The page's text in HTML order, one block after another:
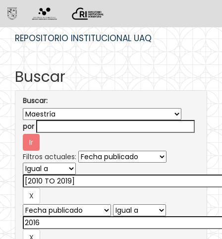
REPOSITORIO INSTITUCIONAL UAQ
Buscar
Buscar:
por
Filtros actuales: